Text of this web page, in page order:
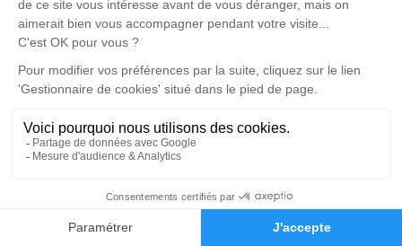
Faire-part Hommages
Un service de plantation d’arbre hommage est
disponible ici.
Je rends hommage
Cérémonie
Église Saint-Antoine du désert Place de l'église
38090 Bonnefamille